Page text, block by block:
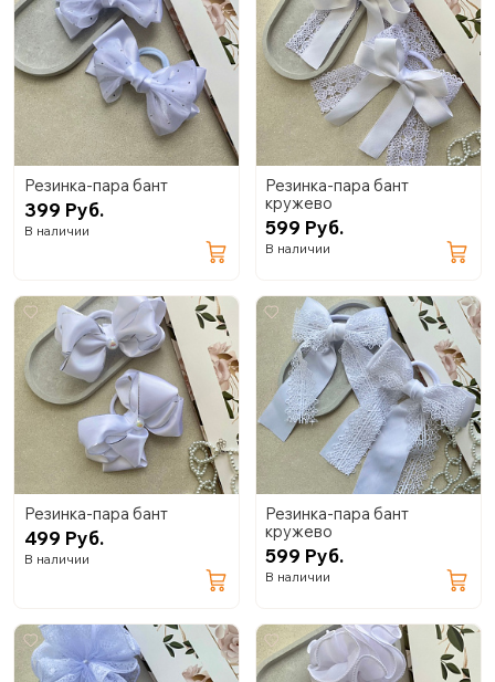
Резинка-пара бант
399 Руб.
В наличии
Резинка-пара бант
кружево
599 Руб.
В наличии
Резинка-пара бант
499 Руб.
В наличии
Резинка-пара бант
кружево
599 Руб.
В наличии